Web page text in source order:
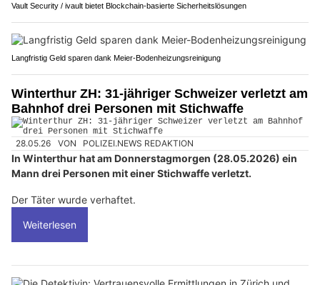
Vault Security / ivault bietet Blockchain-basierte Sicherheitslösungen
Langfristig Geld sparen dank Meier-Bodenheizungsreinigung
Winterthur ZH: 31-jähriger Schweizer verletzt am
Bahnhof drei Personen mit Stichwaffe
28.05.26 VON POLIZEI.NEWS REDAKTION
In Winterthur hat am Donnerstagmorgen (28.05.2026) ein
Mann drei Personen mit einer Stichwaffe verletzt.
Der Täter wurde verhaftet.
Weiterlesen